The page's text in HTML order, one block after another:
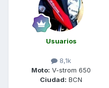
Usuarios
8,1k
Moto: V-strom 650
Ciudad: BCN